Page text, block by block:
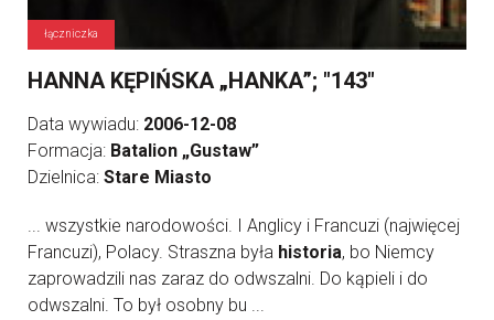
łączniczka
HANNA KĘPIŃSKA „HANKA”; "143"
Data wywiadu: 2006-12-08
Formacja: Batalion „Gustaw”
Dzielnica: Stare Miasto
... wszystkie narodowości. I Anglicy i Francuzi (najwięcej
Francuzi), Polacy. Straszna była historia, bo Niemcy
zaprowadzili nas zaraz do odwszalni. Do kąpieli i do
odwszalni. To był osobny bu ...